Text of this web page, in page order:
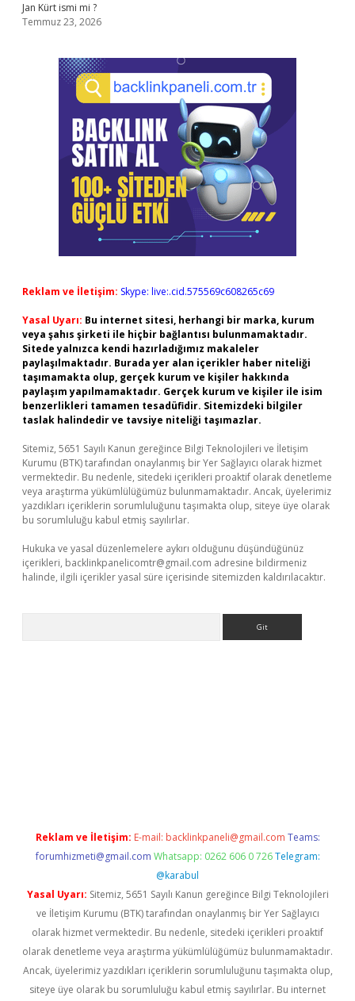
Jan Kürt ismi mi ?
Temmuz 23, 2026
Reklam ve İletişim: Skype: live:.cid.575569c608265c69
Yasal Uyarı: Bu internet sitesi, herhangi bir marka, kurum
veya şahıs şirketi ile hiçbir bağlantısı bulunmamaktadır.
Sitede yalnızca kendi hazırladığımız makaleler
paylaşılmaktadır. Burada yer alan içerikler haber niteliği
taşımamakta olup, gerçek kurum ve kişiler hakkında
paylaşım yapılmamaktadır. Gerçek kurum ve kişiler ile isim
benzerlikleri tamamen tesadüfidir. Sitemizdeki bilgiler
taslak halindedir ve tavsiye niteliği taşımazlar.
Sitemiz, 5651 Sayılı Kanun gereğince Bilgi Teknolojileri ve İletişim
Kurumu (BTK) tarafından onaylanmış bir Yer Sağlayıcı olarak hizmet
vermektedir. Bu nedenle, sitedeki içerikleri proaktif olarak denetleme
veya araştırma yükümlülüğümüz bulunmamaktadır. Ancak, üyelerimiz
yazdıkları içeriklerin sorumluluğunu taşımakta olup, siteye üye olarak
bu sorumluluğu kabul etmiş sayılırlar.
Hukuka ve yasal düzenlemelere aykırı olduğunu düşündüğünüz
içerikleri, backlinkpanelicomtr@gmail.com adresine bildirmeniz
halinde, ilgili içerikler yasal süre içerisinde sitemizden kaldırılacaktır.
Reklam ve İletişim: E-mail: backlinkpaneli@gmail.com Teams:
forumhizmeti@gmail.com Whatsapp: 0262 606 0 726 Telegram:
@karabul
Yasal Uyarı: Sitemiz, 5651 Sayılı Kanun gereğince Bilgi Teknolojileri
ve İletişim Kurumu (BTK) tarafından onaylanmış bir Yer Sağlayıcı
olarak hizmet vermektedir. Bu nedenle, sitedeki içerikleri proaktif
olarak denetleme veya araştırma yükümlülüğümüz bulunmamaktadır.
Ancak, üyelerimiz yazdıkları içeriklerin sorumluluğunu taşımakta olup,
siteye üye olarak bu sorumluluğu kabul etmiş sayılırlar. Bu internet